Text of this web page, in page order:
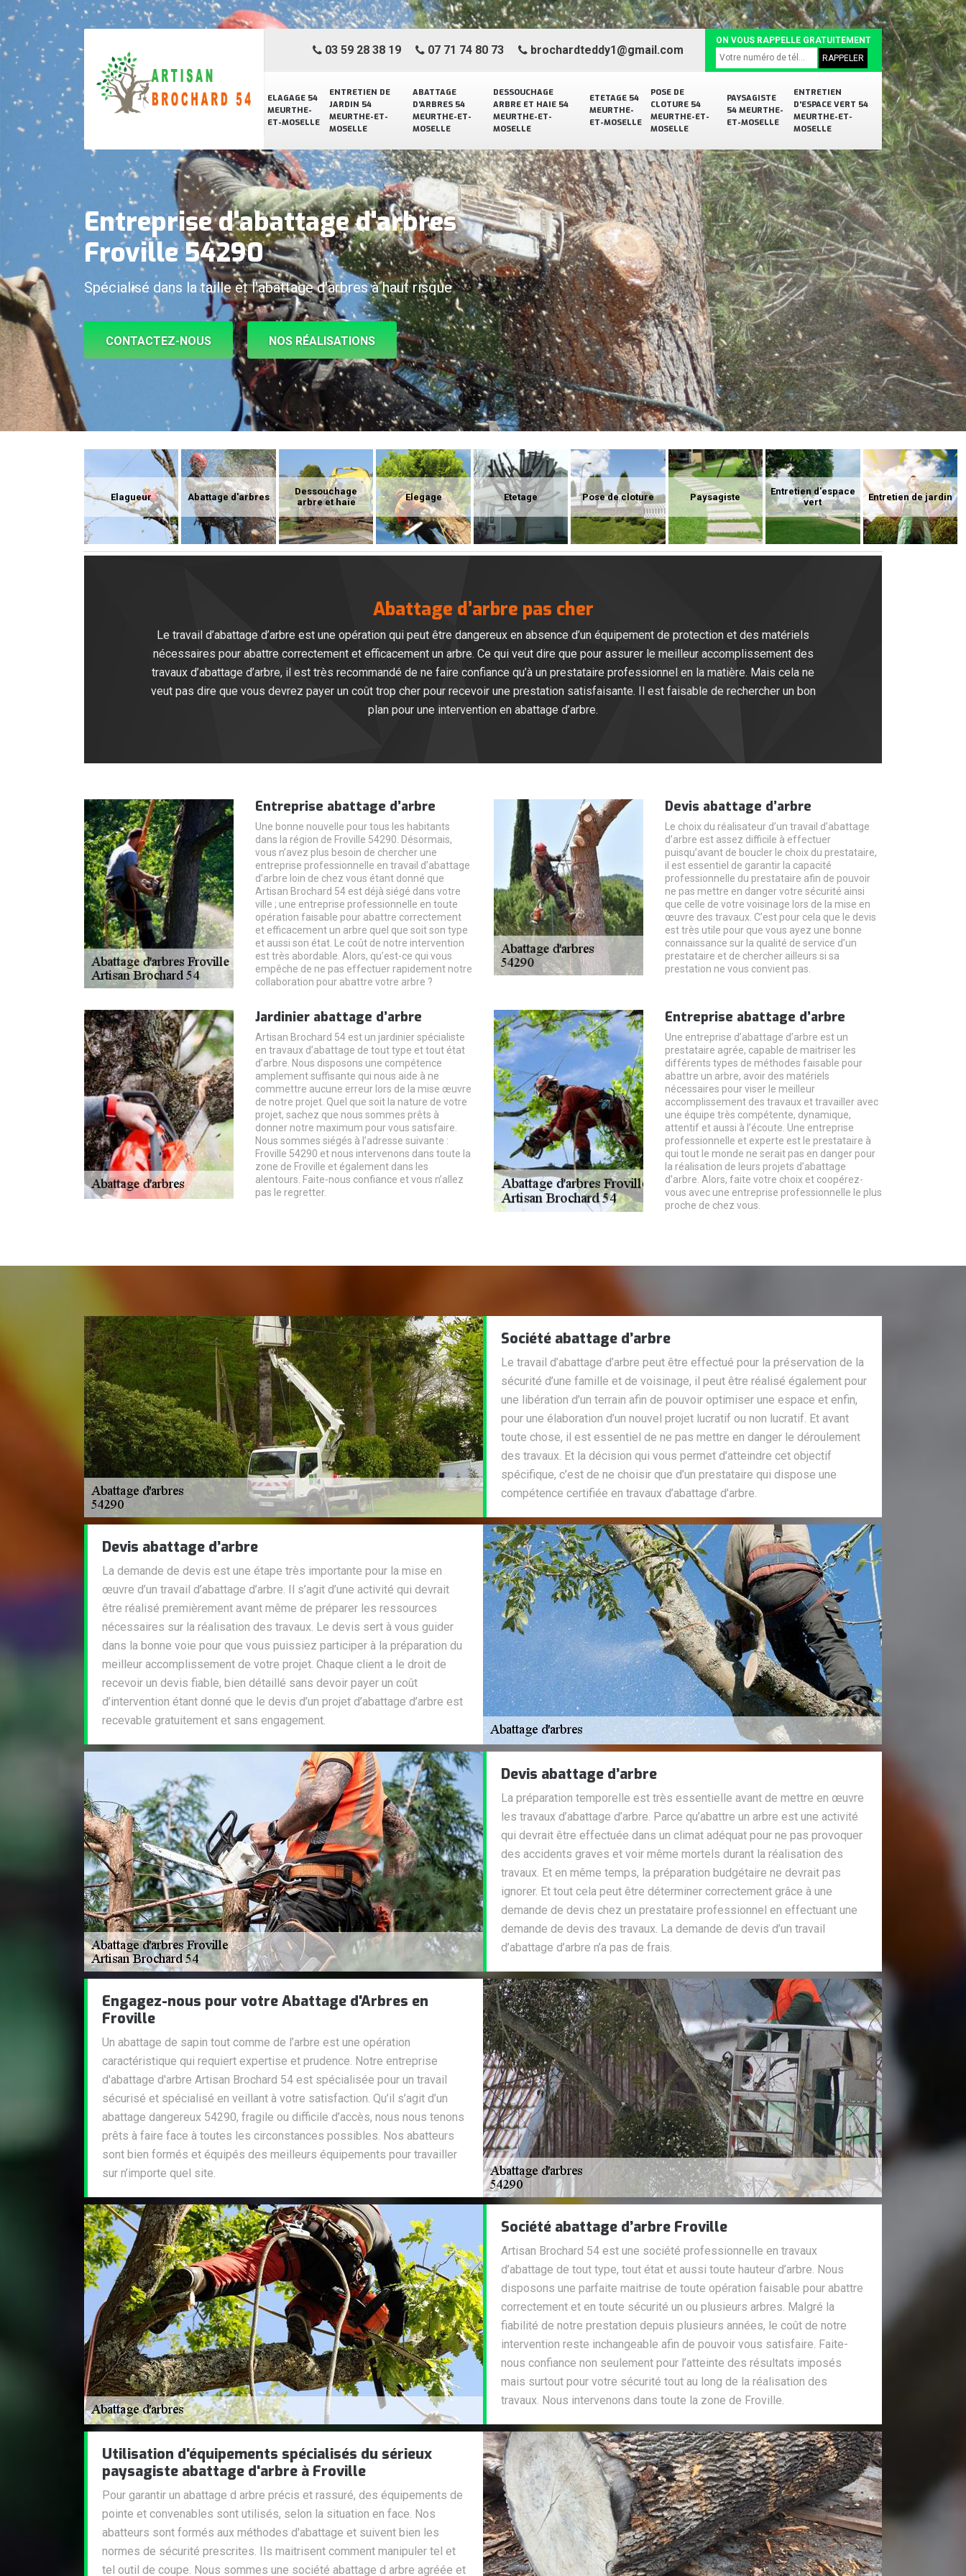
ELAGAGE 54
MEURTHE-
ET-MOSELLE
ENTRETIEN DE
JARDIN 54
MEURTHE-ET-
MOSELLE
ABATTAGE
D'ARBRES 54
MEURTHE-ET-
MOSELLE
DESSOUCHAGE
ARBRE ET HAIE 54
MEURTHE-ET-
MOSELLE
ETETAGE 54
MEURTHE-
ET-MOSELLE
POSE DE
CLOTURE 54
MEURTHE-ET-
MOSELLE
PAYSAGISTE
54 MEURTHE-
ET-MOSELLE
ENTRETIEN
D'ESPACE VERT 54
MEURTHE-ET-
MOSELLE
03 59 28 38 19 07 71 74 80 73 brochardteddy1@gmail.com
ON VOUS RAPPELLE GRATUITEMENT
Entreprise d'abattage d'arbres
Froville 54290
Spécialisé dans la taille et l'abattage d'arbres à haut risque
CONTACTEZ-NOUS NOS RÉALISATIONS
Elagueur Abattage d'arbres
Dessouchage
arbre et haie
Elegage Etetage Pose de cloture Paysagiste
Entretien d'espace
vert
Entretien de jardin
Abattage d’arbre pas cher
Le travail d’abattage d’arbre est une opération qui peut être dangereux en absence d’un équipement de protection et des matériels
nécessaires pour abattre correctement et efficacement un arbre. Ce qui veut dire que pour assurer le meilleur accomplissement des
travaux d’abattage d’arbre, il est très recommandé de ne faire confiance qu’à un prestataire professionnel en la matière. Mais cela ne
veut pas dire que vous devrez payer un coût trop cher pour recevoir une prestation satisfaisante. Il est faisable de rechercher un bon
plan pour une intervention en abattage d’arbre.
Entreprise abattage d’arbre
Une bonne nouvelle pour tous les habitants
dans la région de Froville 54290. Désormais,
vous n’avez plus besoin de chercher une
entreprise professionnelle en travail d’abattage
d’arbre loin de chez vous étant donné que
Artisan Brochard 54 est déjà siégé dans votre
ville ; une entreprise professionnelle en toute
opération faisable pour abattre correctement
et efficacement un arbre quel que soit son type
et aussi son état. Le coût de notre intervention
est très abordable. Alors, qu’est-ce qui vous
empêche de ne pas effectuer rapidement notre
collaboration pour abattre votre arbre ?
Devis abattage d’arbre
Le choix du réalisateur d’un travail d’abattage
d’arbre est assez difficile à effectuer
puisqu’avant de boucler le choix du prestataire,
il est essentiel de garantir la capacité
professionnelle du prestataire afin de pouvoir
ne pas mettre en danger votre sécurité ainsi
que celle de votre voisinage lors de la mise en
œuvre des travaux. C’est pour cela que le devis
est très utile pour que vous ayez une bonne
connaissance sur la qualité de service d’un
prestataire et de chercher ailleurs si sa
prestation ne vous convient pas.
Jardinier abattage d’arbre
Artisan Brochard 54 est un jardinier spécialiste
en travaux d’abattage de tout type et tout état
d’arbre. Nous disposons une compétence
amplement suffisante qui nous aide à ne
commettre aucune erreur lors de la mise œuvre
de notre projet. Quel que soit la nature de votre
projet, sachez que nous sommes prêts à
donner notre maximum pour vous satisfaire.
Nous sommes siégés à l’adresse suivante :
Froville 54290 et nous intervenons dans toute la
zone de Froville et également dans les
alentours. Faite-nous confiance et vous n’allez
pas le regretter.
Entreprise abattage d’arbre
Une entreprise d’abattage d’arbre est un
prestataire agrée, capable de maitriser les
différents types de méthodes faisable pour
abattre un arbre, avoir des matériels
nécessaires pour viser le meilleur
accomplissement des travaux et travailler avec
une équipe très compétente, dynamique,
attentif et aussi à l’écoute. Une entreprise
professionnelle et experte est le prestataire à
qui tout le monde ne serait pas en danger pour
la réalisation de leurs projets d’abattage
d’arbre. Alors, faite votre choix et coopérez-
vous avec une entreprise professionnelle le plus
proche de chez vous.
Société abattage d’arbre
Le travail d’abattage d’arbre peut être effectué pour la préservation de la
sécurité d’une famille et de voisinage, il peut être réalisé également pour
une libération d’un terrain afin de pouvoir optimiser une espace et enfin,
pour une élaboration d’un nouvel projet lucratif ou non lucratif. Et avant
toute chose, il est essentiel de ne pas mettre en danger le déroulement
des travaux. Et la décision qui vous permet d’atteindre cet objectif
spécifique, c’est de ne choisir que d’un prestataire qui dispose une
compétence certifiée en travaux d’abattage d’arbre.
Devis abattage d’arbre
La demande de devis est une étape très importante pour la mise en
œuvre d’un travail d’abattage d’arbre. Il s’agit d’une activité qui devrait
être réalisé premièrement avant même de préparer les ressources
nécessaires sur la réalisation des travaux. Le devis sert à vous guider
dans la bonne voie pour que vous puissiez participer à la préparation du
meilleur accomplissement de votre projet. Chaque client a le droit de
recevoir un devis fiable, bien détaillé sans devoir payer un coût
d’intervention étant donné que le devis d’un projet d’abattage d’arbre est
recevable gratuitement et sans engagement.
Devis abattage d’arbre
La préparation temporelle est très essentielle avant de mettre en œuvre
les travaux d’abattage d’arbre. Parce qu’abattre un arbre est une activité
qui devrait être effectuée dans un climat adéquat pour ne pas provoquer
des accidents graves et voir même mortels durant la réalisation des
travaux. Et en même temps, la préparation budgétaire ne devrait pas
ignorer. Et tout cela peut être déterminer correctement grâce à une
demande de devis chez un prestataire professionnel en effectuant une
demande de devis des travaux. La demande de devis d’un travail
d’abattage d’arbre n’a pas de frais.
Engagez-nous pour votre Abattage d'Arbres en
Froville
Un abattage de sapin tout comme de l’arbre est une opération
caractéristique qui requiert expertise et prudence. Notre entreprise
d'abattage d'arbre Artisan Brochard 54 est spécialisée pour un travail
sécurisé et spécialisé en veillant à votre satisfaction. Qu’il s’agit d’un
abattage dangereux 54290, fragile ou difficile d’accès, nous nous tenons
prêts à faire face à toutes les circonstances possibles. Nos abatteurs
sont bien formés et équipés des meilleurs équipements pour travailler
sur n’importe quel site.
Société abattage d’arbre Froville
Artisan Brochard 54 est une société professionnelle en travaux
d’abattage de tout type, tout état et aussi toute hauteur d’arbre. Nous
disposons une parfaite maitrise de toute opération faisable pour abattre
correctement et en toute sécurité un ou plusieurs arbres. Malgré la
fiabilité de notre prestation depuis plusieurs années, le coût de notre
intervention reste inchangeable afin de pouvoir vous satisfaire. Faite-
nous confiance non seulement pour l’atteinte des résultats imposés
mais surtout pour votre sécurité tout au long de la réalisation des
travaux. Nous intervenons dans toute la zone de Froville.
Utilisation d'équipements spécialisés du sérieux
paysagiste abattage d'arbre à Froville
Pour garantir un abattage d arbre précis et rassuré, des équipements de
pointe et convenables sont utilisés, selon la situation en face. Nos
abatteurs sont formés aux méthodes d'abattage et suivent bien les
normes de sécurité prescrites. Ils maitrisent comment manipuler tel et
tel outil de coupe. Nous sommes une société abattage d arbre agréée et